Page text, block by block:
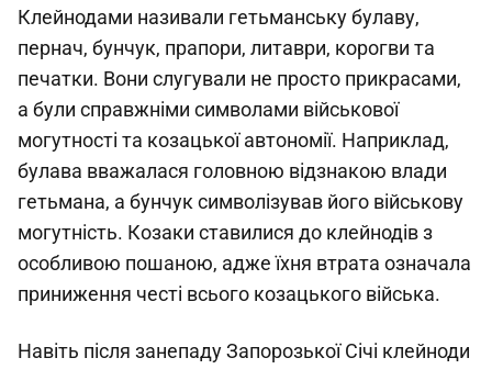
Клейнодами називали гетьманську булаву,
пернач, бунчук, прапори, литаври, корогви та
печатки. Вони слугували не просто прикрасами,
а були справжніми символами військової
могутності та козацької автономії. Наприклад,
булава вважалася головною відзнакою влади
гетьмана, а бунчук символізував його військову
могутність. Козаки ставилися до клейнодів з
особливою пошаною, адже їхня втрата означала
приниження честі всього козацького війська.
Навіть після занепаду Запорозької Січі клейноди